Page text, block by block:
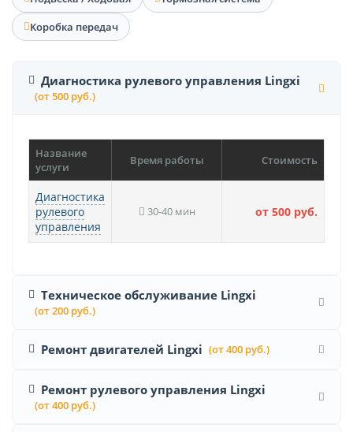
Коробка передач
Диагностика рулевого управления Lingxi
(от 500 руб.)
Название
услуги
Время работы Стоимость
Диагностика
рулевого
управления
30-40 мин от 500 руб.
Техническое обслуживание Lingxi
(от 200 руб.)
Ремонт двигателей Lingxi (от 400 руб.)
Ремонт рулевого управления Lingxi
(от 400 руб.)